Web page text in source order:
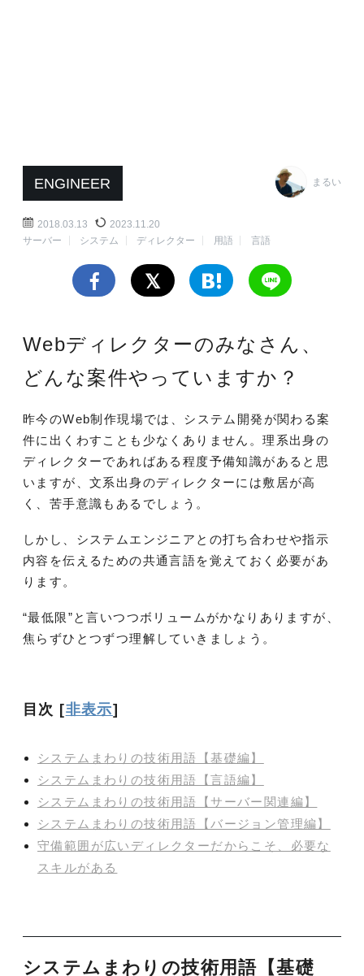
ENGINEER まるい
2018.03.13
2023.11.20
サーバー
システム ディレクター 用語 言語
Webディレクターのみなさん、
どんな案件やっていますか？
昨今のWeb制作現場では、システム開発が関わる案
件に出くわすことも少なくありません。理系出身の
ディレクターであればある程度予備知識があると思
いますが、文系出身のディレクターには敷居が高
く、苦手意識もあるでしょう。
しかし、システムエンジニアとの打ち合わせや指示
内容を伝えるための共通言語を覚えておく必要があ
ります。
“最低限”と言いつつボリュームがかなりありますが、
焦らずひとつずつ理解していきましょう。
目次 [非表示]
システムまわりの技術用語【基礎編】
システムまわりの技術用語【言語編】
システムまわりの技術用語【サーバー関連編】
システムまわりの技術用語【バージョン管理編】
守備範囲が広いディレクターだからこそ、必要な
スキルがある
システムまわりの技術用語【基礎